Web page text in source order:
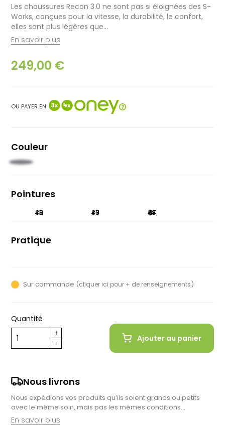
Les chaussures Recon 3.0 ne sont pas si éloignées des S-
Works, conçues pour la vitesse, la durabilité, le confort,
elles sont plus légères que...
En savoir plus
249,00 €
OU PAYER EN
Couleur
Noir
Pointures
36 37 38
39 40 41
42 43 44
45 46 47
48
Pratique
Sur commande (cliquer ici pour + de renseignements)
Quantité
Ajouter au panier
Nous livrons
Nous expédions vos produits qu’ils soient grands ou petits
avec le même soin, mais pas les mêmes conditions…
En savoir plus